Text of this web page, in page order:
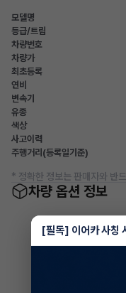
모델명
등급/트림
차량번호
차량가
최초등록
연비
변속기
유종
색상
사고이력
주행거리(등록일기준)
* 정확한 정보는 판매자와 반
차량 옵션 정보
[필독] 이어카 사칭